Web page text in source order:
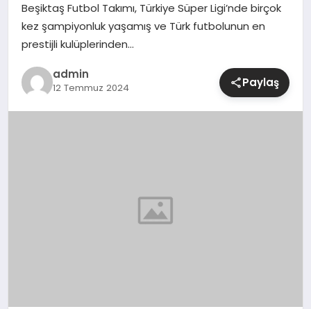
SPOR
TEKNOLOJI
YAŞAM
Beşiktaş Futbol Takımı, Türkiye Süper Ligi’nde birçok
kez şampiyonluk yaşamış ve Türk futbolunun en
prestijli kulüplerinden…
admin
12 Temmuz 2024 Paylaş